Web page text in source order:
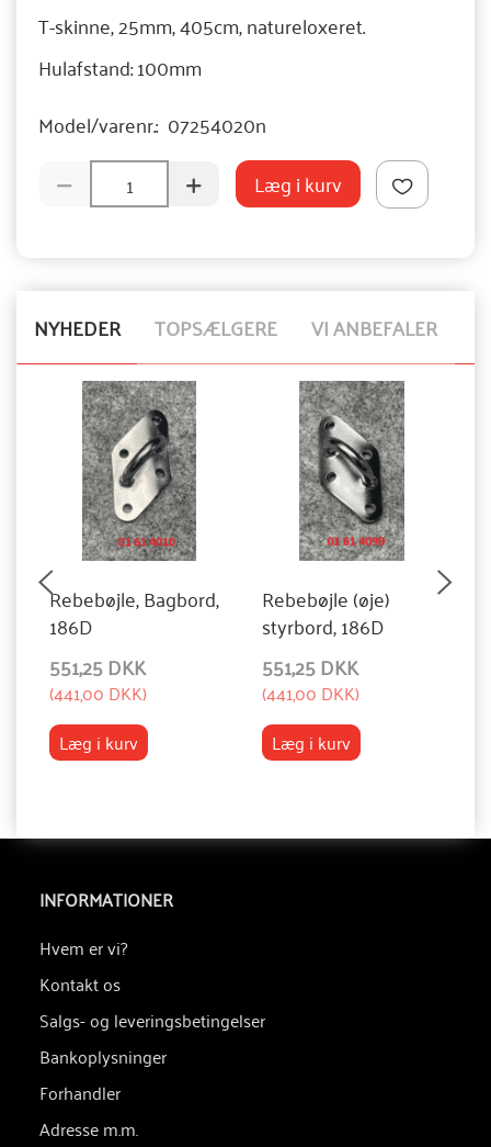
T-skinne, 25mm, 405cm, natureloxeret.
Hulafstand: 100mm
Model/varenr.: 07254020n
Læg i kurv
NYHEDER TOPSÆLGERE VI ANBEFALER
Rebebøjle, Bagbord,
186D
551,25 DKK
(441,00 DKK)
Læg i kurv
Rebebøjle (øje)
styrbord, 186D
551,25 DKK
(441,00 DKK)
Læg i kurv
INFORMATIONER
Hvem er vi?
Kontakt os
Salgs- og leveringsbetingelser
Bankoplysninger
Forhandler
Adresse m.m.